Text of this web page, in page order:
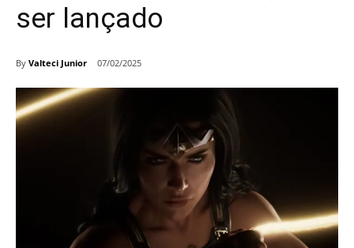
ser lançado
By Valteci Junior 07/02/2025